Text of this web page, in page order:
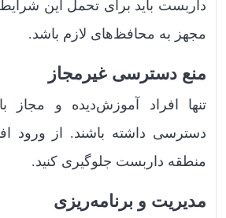
داربست باید برای تحمل این
مجهز به محافظ‌های لازم باشد.
منع دسترسی غیرمجاز
تنها افراد آموزش‌دیده و مجاز
دسترسی داشته باشند. از ورود
منطقه داربست جلوگیری کنید.
مدیریت و برنامه‌ریزی